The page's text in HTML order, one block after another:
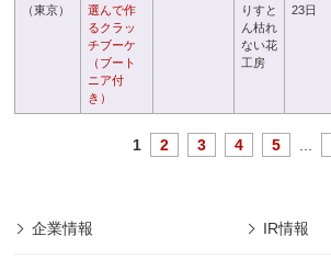
（東京）
選んで作
るクラッ
チブーケ
（ブート
ニア付
き）
りすと
ん枯れ
ない花
工房
23日
1 2 3 4 5
企業情報 IR情報